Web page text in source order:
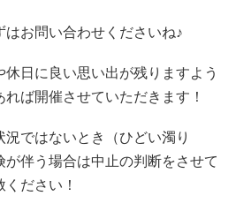
お問い合わせくださいね♪
日に良い思い出が残りますよう
ば開催させていただきます！
ではないとき（ひどい濁り
伴う場合は中止の判断をさせて
ださい！